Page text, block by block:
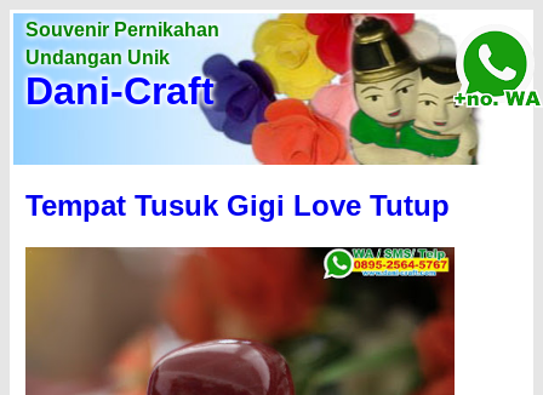
Souvenir Pernikahan
Undangan Unik
Dani-Craft
Tempat Tusuk Gigi Love Tutup